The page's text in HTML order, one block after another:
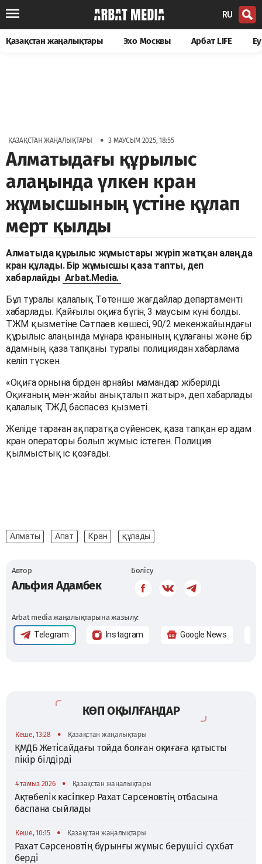
RU
Қазақстан жаңалықтары Эхо Москвы Арбат LIFE
ҚАЗАҚСТАН ЖАҢАЛЫҚТАРЫ • 3 МАУСЫМ 2025, 18:55
Алматыдағы құрылыс
алаңында үлкен кран
жұмысшының үстіне құлап
мерт қылды
Алматыда құрылыс жұмыстары жүріп жатқан алаңда
кран құлады. Бір жұмысшы қаза тапты, деп
хабарлайды Arbat.Media.
Бұл туралы қалалық Төтенше жағдайлар департаменті
хабарлады. Қайғылы оқиға бүгін, 3 маусым күні болды.
ТЖМ қызметіне Сәтпаев көшесі, 90/2 мекенжайындағы
құрылыс алаңында мұнара кранының құлағаны және бір
адамның қаза тапқаны туралы полициядан хабарлама
келіп түскен.
«Оқиға орнына бірден арнайы мамандар жіберілді.
Оқиғаның мән-жайы анықталып жатыр», деп хабарлады
қалалық ТЖД баспасөз қызметі.
Желіде тараған ақпаратқа сүйенсек, қаза тапқан ер адам
кран операторы болып жұмыс істеген. Полиция
қылмыстық іс қозғады.
Алматы Апат Кран құлады
Автор
Альфия Адамбек
Бөлісу
Arbat media жаңалықтарына жазылу:
Telegram Instagram Google News
КӨП ОҚЫЛҒАНДАР
Кеше, 13:28 • Қазақстан жаңалықтары
ҚМДБ Жетісайдағы тойда болған оқиғаға қатысты
пікір білдірді
4 тамыз 2026 • Қазақстан жаңалықтары
Ақтөбелік кәсіпкер Рахат Сәрсеновтің отбасына
баспана сыйлады
Кеше, 10:15 • Қазақстан жаңалықтары
Рахат Сәрсеновтің бұрынғы жұмыс берушісі сұхбат
берді